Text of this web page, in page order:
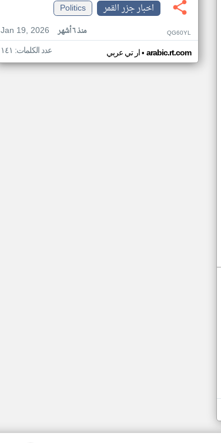
اخبار جزر القمر
Politics
Jan 19, 2026
منذ ٦ أشهر QG60YL
ار تي عربي• arabic.rt.com عدد الكلمات: ١٤١